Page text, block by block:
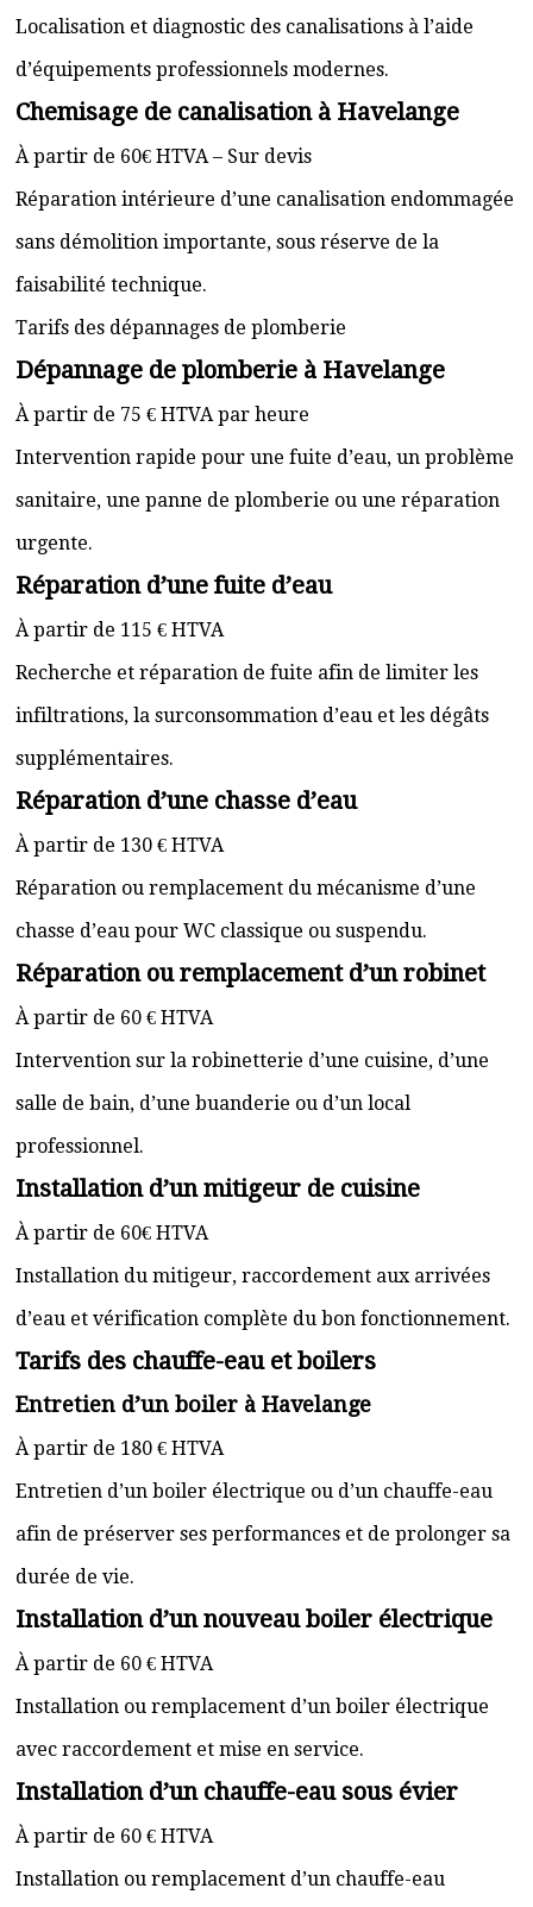
Localisation et diagnostic des canalisations à l’aide
d’équipements professionnels modernes.
Chemisage de canalisation à Havelange
À partir de 60€ HTVA – Sur devis
Réparation intérieure d’une canalisation endommagée
sans démolition importante, sous réserve de la
faisabilité technique.
Tarifs des dépannages de plomberie
Dépannage de plomberie à Havelange
À partir de 75 € HTVA par heure
Intervention rapide pour une fuite d’eau, un problème
sanitaire, une panne de plomberie ou une réparation
urgente.
Réparation d’une fuite d’eau
À partir de 115 € HTVA
Recherche et réparation de fuite afin de limiter les
infiltrations, la surconsommation d’eau et les dégâts
supplémentaires.
Réparation d’une chasse d’eau
À partir de 130 € HTVA
Réparation ou remplacement du mécanisme d’une
chasse d’eau pour WC classique ou suspendu.
Réparation ou remplacement d’un robinet
À partir de 60 € HTVA
Intervention sur la robinetterie d’une cuisine, d’une
salle de bain, d’une buanderie ou d’un local
professionnel.
Installation d’un mitigeur de cuisine
À partir de 60€ HTVA
Installation du mitigeur, raccordement aux arrivées
d’eau et vérification complète du bon fonctionnement.
Tarifs des chauffe-eau et boilers
Entretien d’un boiler à Havelange
À partir de 180 € HTVA
Entretien d’un boiler électrique ou d’un chauffe-eau
afin de préserver ses performances et de prolonger sa
durée de vie.
Installation d’un nouveau boiler électrique
À partir de 60 € HTVA
Installation ou remplacement d’un boiler électrique
avec raccordement et mise en service.
Installation d’un chauffe-eau sous évier
À partir de 60 € HTVA
Installation ou remplacement d’un chauffe-eau